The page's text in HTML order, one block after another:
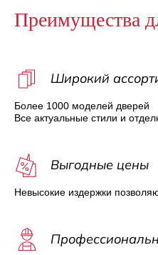
Преимущества
Широкий
Более 1000 моделей дверей
Все актуальные стили и
Выгодные цены
Невысокие издержки